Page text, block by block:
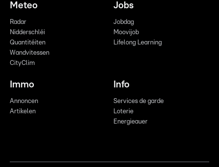
Meteo
Radar
Nidderschléi
Quantitéiten
Wandvitessen
CityClim
Jobs
Jobdag
Moovijob
Lifelong Learning
Immo
Annoncen
Artikelen
Info
Services de garde
Loterie
Energieauer